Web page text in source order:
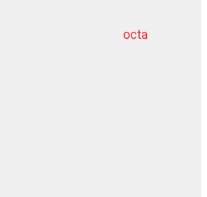
octa
dziļurbums